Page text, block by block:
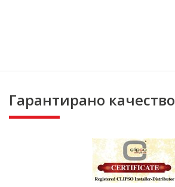
Гарантирано качество